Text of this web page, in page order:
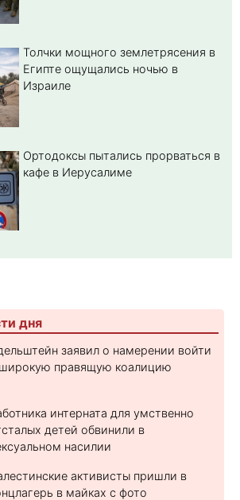
Толчки мощного землетрясения в
Египте ощущались ночью в
Израиле
Ортодоксы пытались прорваться в
кафе в Иерусалиме
дня
заявил о намерении войти
правящую коалицию
интерната для умственно
детей обвинили в
насилии
активисты пришли в
в майках с фото